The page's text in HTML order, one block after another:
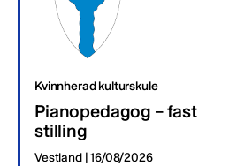
Kvinnherad kulturskule
Pianopedagog – fast
stilling
Vestland | 16/08/2026